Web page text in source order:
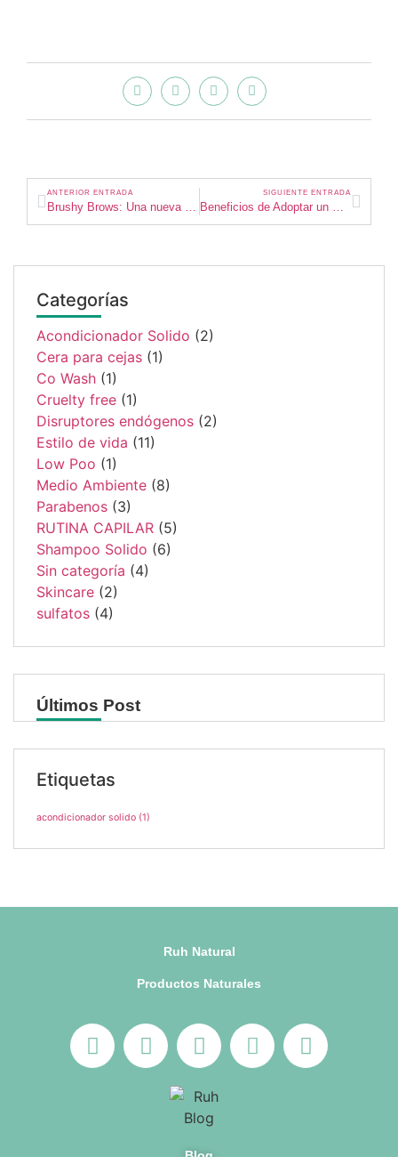
ANTERIOR ENTRADA
Brushy Brows: Una nueva forma de definir tus cejas
SIGUIENTE ENTRADA
Beneficios de Adoptar un Estilo de Vida Minimalista 🧘‍♀️✨
Categorías
Acondicionador Solido (2)
Cera para cejas (1)
Co Wash (1)
Cruelty free (1)
Disruptores endógenos (2)
Estilo de vida (11)
Low Poo (1)
Medio Ambiente (8)
Parabenos (3)
RUTINA CAPILAR (5)
Shampoo Solido (6)
Sin categoría (4)
Skincare (2)
sulfatos (4)
Últimos Post
Etiquetas
acondicionador solido (1)
Ruh Natural
Productos Naturales